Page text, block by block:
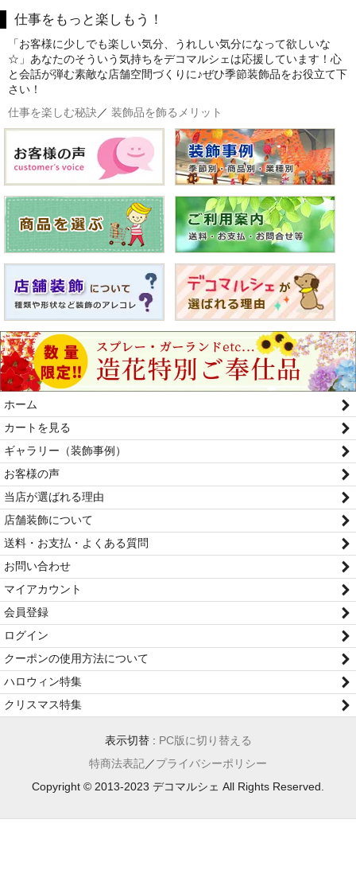
仕事をもっと楽しもう！
「お客様に少しでも楽しい気分、うれしい気分になって欲しいな
☆」あなたのそういう気持ちをデコマルシェは応援しています！心
と会話が弾む素敵な店舗空間づくりに♪ぜひ季節装飾品をお役立て下
さい！
仕事を楽しむ秘訣／ 装飾品を飾るメリット
ホーム
カートを見る
ギャラリー（装飾事例）
お客様の声
当店が選ばれる理由
店舗装飾について
送料・お支払・よくある質問
お問い合わせ
マイアカウント
会員登録
ログイン
クーポンの使用方法について
ハロウィン特集
クリスマス特集
表示切替 : PC版に切り替える
特商法表記／プライバシーポリシー
Copyright © 2013-2023 デコマルシェ All Rights Reserved.